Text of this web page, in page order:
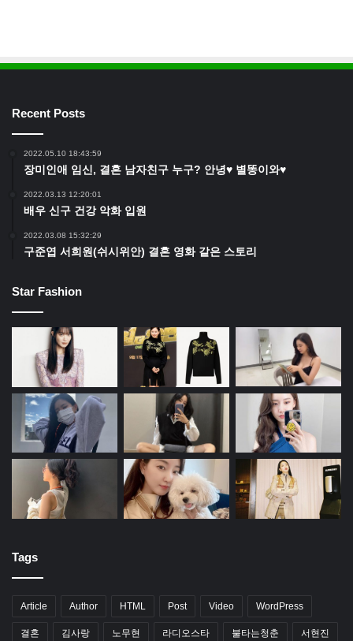
Recent Posts
2022.05.10 18:43:59
장미인애 임신, 결혼 남자친구 누구? 안녕♥ 별똥이와♥
2022.03.13 12:20:01
배우 신구 건강 악화 입원
2022.03.08 15:32:29
구준엽 서희원(쉬시위안) 결혼 영화 같은 스토리
Star Fashion
Tags
Article Author HTML Post Video WordPress
결혼 김사랑 노무현 라디오스타 불타는청춘 서현진